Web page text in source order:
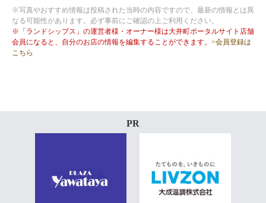
※写真やおすすめ情報は投稿された当時の内容ですので、最新の情報とは異
なる可能性があります。必ず事前にご確認の上ご利用ください。
※「ランドシップス」の運営者様・オーナー様は大井町ポータルサイト店舗
会員になると、自分のお店の情報を編集することができます。 >会員登録は
こちら
PR